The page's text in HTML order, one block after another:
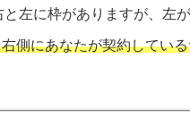
左に枠がありますが、左
側にあなたが契約してい